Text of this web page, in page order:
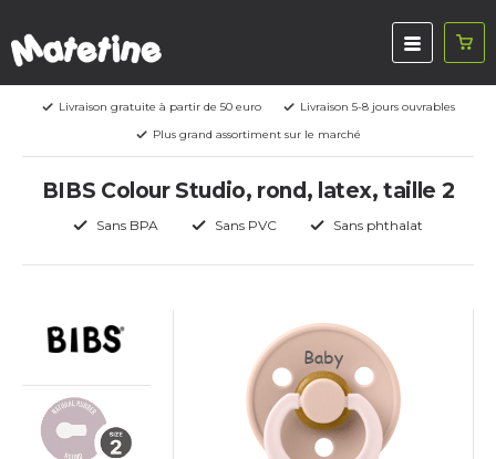
Livraison gratuite à partir de 50 euro
Livraison 5-8 jours ouvrables
Plus grand assortiment sur le marché
BIBS Colour Studio, rond, latex, taille 2
Sans BPA Sans PVC Sans phthalat
Baby